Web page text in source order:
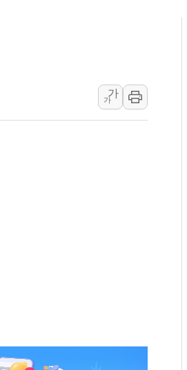
뉴욕증시 프리뷰, 미 주가선물 AI주 차익
[인도증시] 중동 긴장 완화에 실적 호조까지
러, 1인칭시점 드론으로 우크라 민간인 '사
[베트남 증시] 지수 하락 속 'DGC' 임시 주
[3보] 북, 원산서 동해로 단거리 탄도미사
우크라 드론 전술, 중남미 콜롬비아에 새
주한미군 "오산기지 누출, 백린 아닌 무해
구미 폐염산처리업체서 불 2시간30여분만
가
가